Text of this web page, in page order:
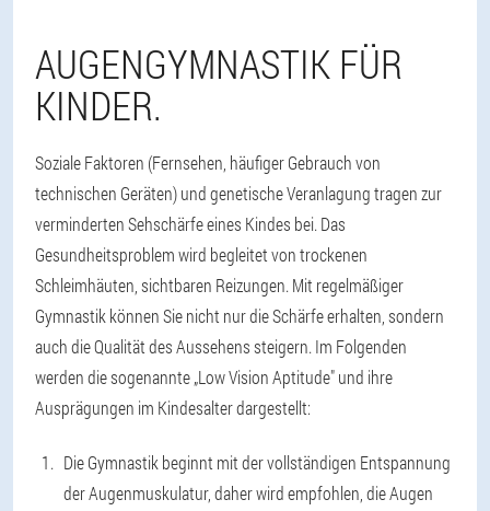
AUGENGYMNASTIK FÜR
KINDER.
Soziale Faktoren (Fernsehen, häufiger Gebrauch von
technischen Geräten) und genetische Veranlagung tragen zur
verminderten Sehschärfe eines Kindes bei. Das
Gesundheitsproblem wird begleitet von trockenen
Schleimhäuten, sichtbaren Reizungen. Mit regelmäßiger
Gymnastik können Sie nicht nur die Schärfe erhalten, sondern
auch die Qualität des Aussehens steigern. Im Folgenden
werden die sogenannte „Low Vision Aptitude" und ihre
Ausprägungen im Kindesalter dargestellt:
Die Gymnastik beginnt mit der vollständigen Entspannung
der Augenmuskulatur, daher wird empfohlen, die Augen